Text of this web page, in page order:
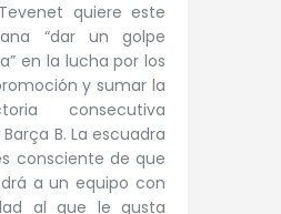
quiere este
“dar un golpe
en la lucha por los
y sumar la
consecutiva
B. La escuadra
consciente de que
a un equipo con
al que le gusta